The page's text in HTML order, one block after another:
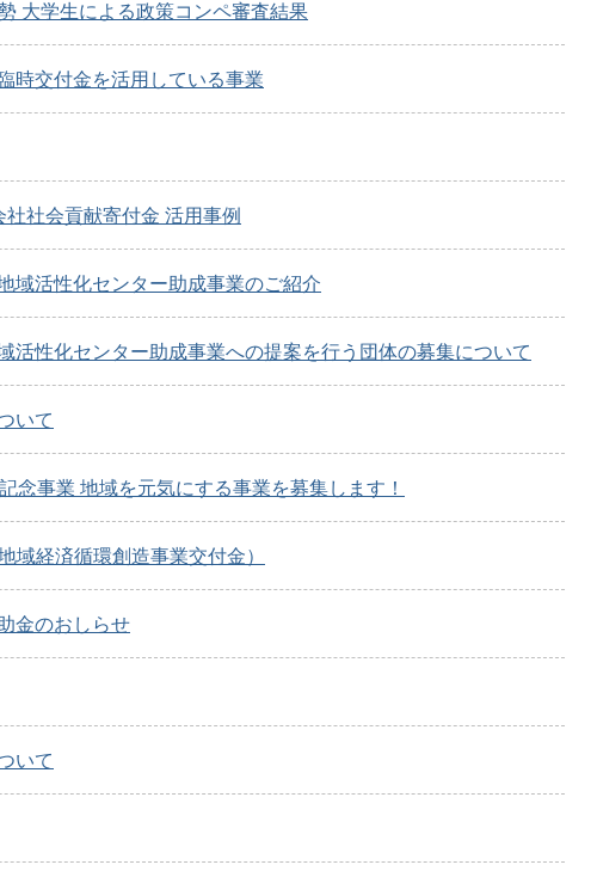
大学生による政策コンペ審査結果
時交付金を活用している事業
社会貢献寄付金 活用事例
域活性化センター助成事業のご紹介
活性化センター助成事業への提案を行う団体の募集について
いて
念事業 地域を元気にする事業を募集します！
域経済循環創造事業交付金）
金のおしらせ
いて